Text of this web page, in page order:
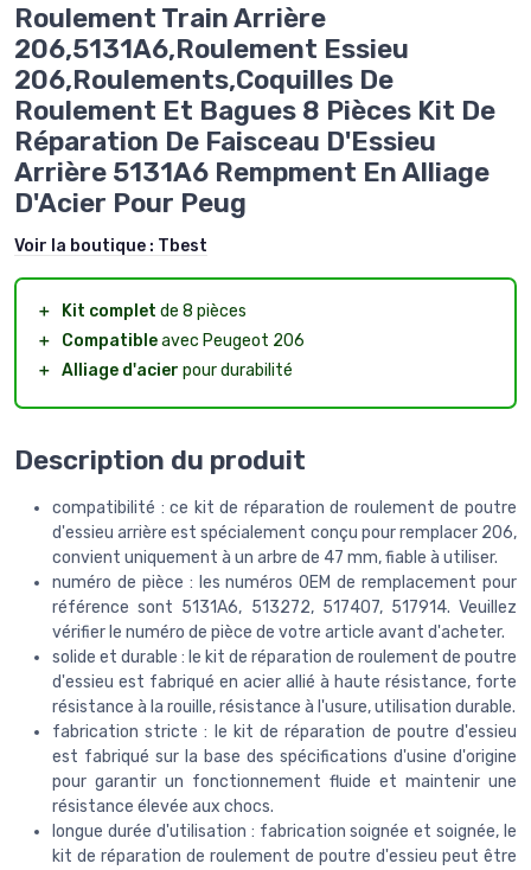
Roulement Train Arrière
206,5131A6,Roulement Essieu
206,Roulements,Coquilles De
Roulement Et Bagues 8 Pièces Kit De
Réparation De Faisceau D'Essieu
Arrière 5131A6 Rempment En Alliage
D'Acier Pour Peug
Voir la boutique : Tbest
＋ Kit complet de 8 pièces
＋
Compatibleavec Peugeot 206
＋ Alliage d'acier pour durabilité
Description du produit
compatibilité : ce kit de réparation de roulement de poutre
d'essieu arrière est spécialement conçu pour remplacer 206,
convient uniquement à un arbre de 47 mm, fiable à utiliser.
numéro de pièce : les numéros OEM de remplacement pour
référence sont 5131A6, 513272, 517407, 517914. Veuillez
vérifier le numéro de pièce de votre article avant d'acheter.
solide et durable : le kit de réparation de roulement de poutre
d'essieu est fabriqué en acier allié à haute résistance, forte
résistance à la rouille, résistance à l'usure, utilisation durable.
fabrication stricte : le kit de réparation de poutre d'essieu
est fabriqué sur la base des spécifications d'usine d'origine
pour garantir un fonctionnement fluide et maintenir une
résistance élevée aux chocs.
longue durée d'utilisation : fabrication soignée et soignée, le
kit de réparation de roulement de poutre d'essieu peut être